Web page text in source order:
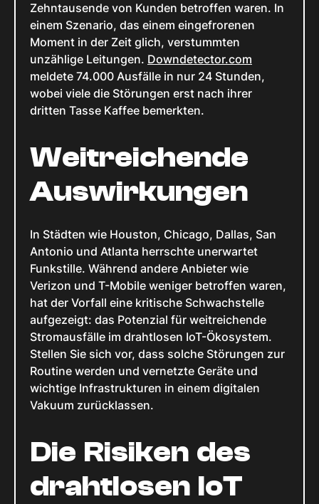
Zehntausende von Kunden betroffen waren. In
einem Szenario, das einem eingefrorenen
Moment in der Zeit glich, verstummten
unzählige Leitungen. Downdetector.com
meldete 74.000 Ausfälle in nur 24 Stunden,
wobei viele die Störungen erst nach ihrer
dritten Tasse Kaffee bemerkten.
Weitreichende
Auswirkungen
In Städten wie Houston, Chicago, Dallas, San
Antonio und Atlanta herrschte unerwartet
Funkstille. Während andere Anbieter wie
Verizon und T-Mobile weniger betroffen waren,
hat der Vorfall eine kritische Schwachstelle
aufgezeigt: das Potenzial für weitreichende
Stromausfälle im drahtlosen IoT-Ökosystem.
Stellen Sie sich vor, dass solche Störungen zur
Routine werden und vernetzte Geräte und
wichtige Infrastrukturen in einem digitalen
Vakuum zurücklassen.
Die Risiken des
drahtlosen IoT